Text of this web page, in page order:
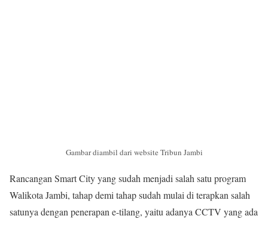
Gambar diambil dari website Tribun Jambi
Rancangan Smart City yang sudah menjadi salah satu program
Walikota Jambi, tahap demi tahap sudah mulai di terapkan salah
satunya dengan penerapan e-tilang, yaitu adanya CCTV yang ada